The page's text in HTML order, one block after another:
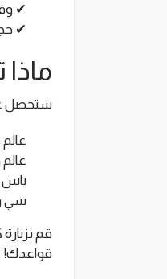
✔
✔
ماذا
ستحصل على دخول
عالم
ياس
سي
قواعدك!